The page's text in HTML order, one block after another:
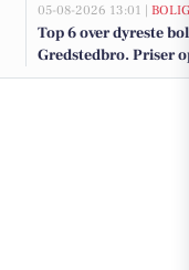
05-08-2026 13:01 |
Top 6 over dyreste
Gredstedbro. Priser